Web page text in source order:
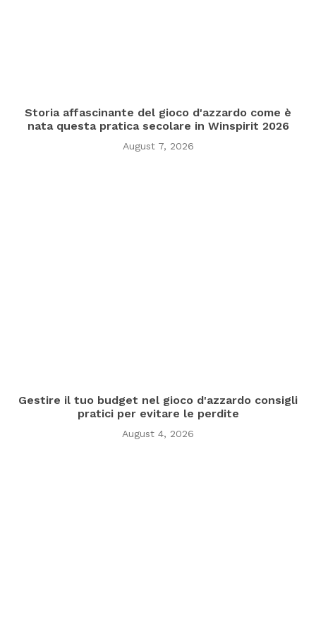
Storia affascinante del gioco d'azzardo come è
nata questa pratica secolare in Winspirit 2026
August 7, 2026
Gestire il tuo budget nel gioco d'azzardo consigli
pratici per evitare le perdite
August 4, 2026